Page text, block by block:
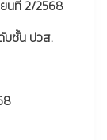
ยนที่ 2/2568
บชั้น ปวส.